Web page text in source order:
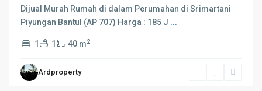
Dijual Murah Rumah di dalam Perumahan di Srimartani
Piyungan Bantul (AP 707) Harga : 185 J ...
1 1 40 m2
Ardproperty